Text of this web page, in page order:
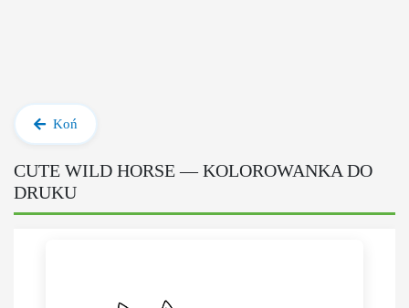
Koń
CUTE WILD HORSE — KOLOROWANKA DO
DRUKU